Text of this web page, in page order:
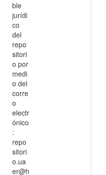
ble
jurídi
co
del
repo
sitori
o por
medi
o del
corre
o
electr
ónico
:
repo
sitori
o.ua
er@h